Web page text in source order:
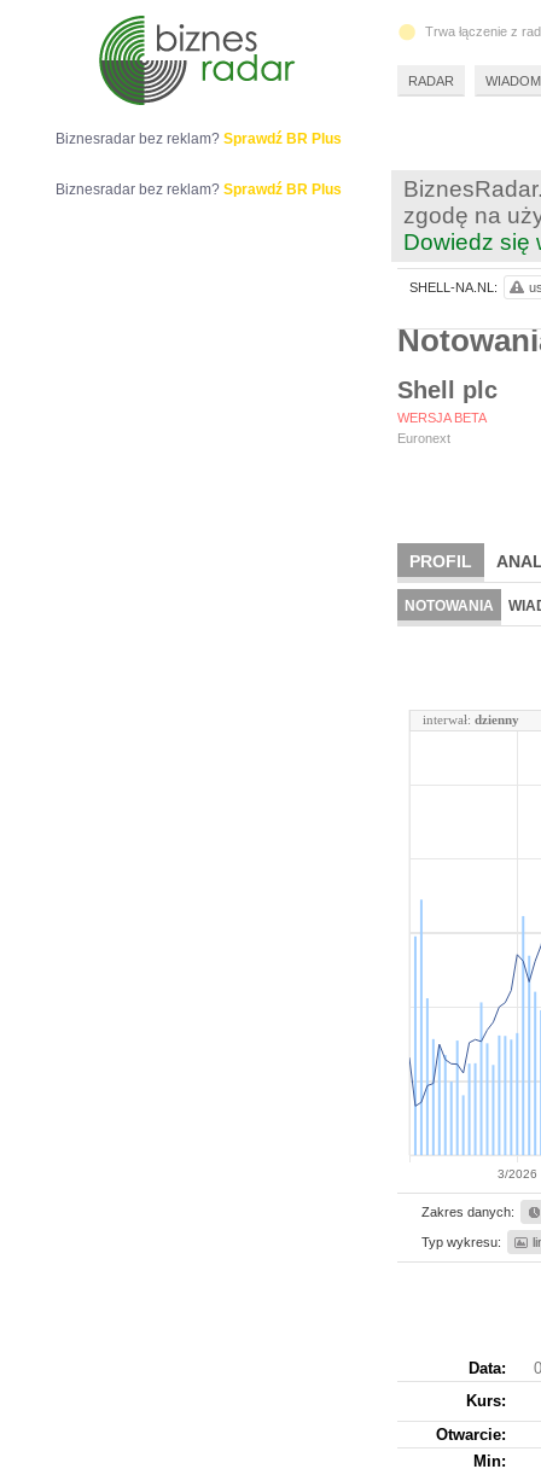
zgodę na
Dowiedz się
Shell plc
WERSJA BETA
Euronext
PROFIL
NOTOWANIA
3/2026
interwał: dzienny
Zakres danych:
Typ wykresu:
Data:
Kurs:
Otwarcie:
Min:
SHELL-NA.NL:
Biznesradar bez reklam? Sprawdź BR Plus
Biznesradar bez reklam? Sprawdź BR Plus
Trwa łączenie z
RADAR